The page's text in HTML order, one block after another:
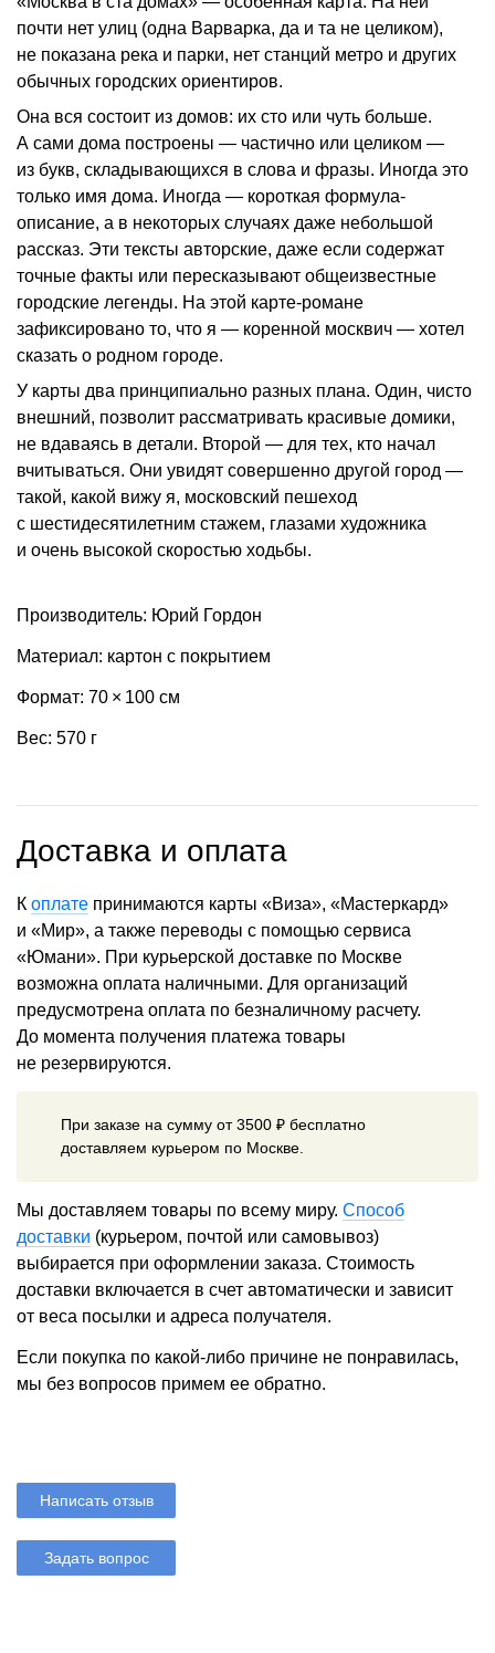
почти нет улиц (одна Варварка, да и та не целиком),
не показана река и парки, нет станций метро и других
обычных городских ориентиров.
Она вся состоит из домов: их сто или чуть больше.
А сами дома построены — частично или целиком —
из букв, складывающихся в слова и фразы. Иногда это
только имя дома. Иногда — короткая формула-
описание, а в некоторых случаях даже небольшой
рассказ. Эти тексты авторские, даже если содержат
точные факты или пересказывают общеизвестные
городские легенды. На этой карте-романе
зафиксировано то, что я — коренной москвич — хотел
сказать о родном городе.
У карты два принципиально разных плана. Один, чисто
внешний, позволит рассматривать красивые домики,
не вдаваясь в детали. Второй — для тех, кто начал
вчитываться. Они увидят совершенно другой город —
такой, какой вижу я, московский пешеход
с шестидесятилетним стажем, глазами художника
и очень высокой скоростью ходьбы.
Производитель: Юрий Гордон
Материал: картон с покрытием
Формат: 70 × 100 см
Вес: 570 г
Доставка и оплата
К оплате принимаются карты «Виза», «Мастеркард»
и «Мир», а также переводы с помощью сервиса
«Юмани». При курьерской доставке по Москве
возможна оплата наличными. Для организаций
предусмотрена оплата по безналичному расчету.
До момента получения платежа товары
не резервируются.
При заказе на сумму от 3500 ₽ бесплатно
доставляем курьером по Москве.
Мы доставляем товары по всему миру. Способ
доставки (курьером, почтой или самовывоз)
выбирается при оформлении заказа. Стоимость
доставки включается в счет автоматически и зависит
от веса посылки и адреса получателя.
Если покупка по какой-либо причине не понравилась,
мы без вопросов примем ее обратно.
Написать отзыв
Задать вопрос